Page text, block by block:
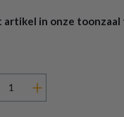
artikel in onze toonzaal